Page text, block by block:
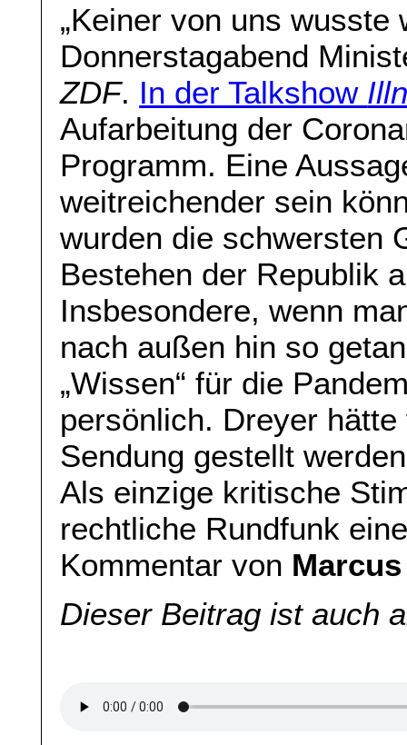
„Keiner von uns wusste
Donnerstagabend
ZDF. In der Talkshow
Aufarbeitung der
Programm. Eine
weitreichender sein
wurden die schwersten
Bestehen der Republik
Insbesondere, wenn
nach außen hin so
„Wissen“ für die
persönlich. Dreyer
Sendung gestellt
Als einzige kritische
rechtliche Rundfunk
Kommentar von
Dieser Beitrag ist auch